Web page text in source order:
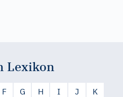
Lexikon
F G H I J
K